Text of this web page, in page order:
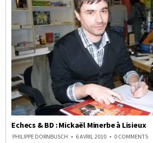
Echecs & BD : Mickaël Minerbe à Lisieux
PHILIPPE DORNBUSCH 6 AVRIL 2010 0 COMMENTSON